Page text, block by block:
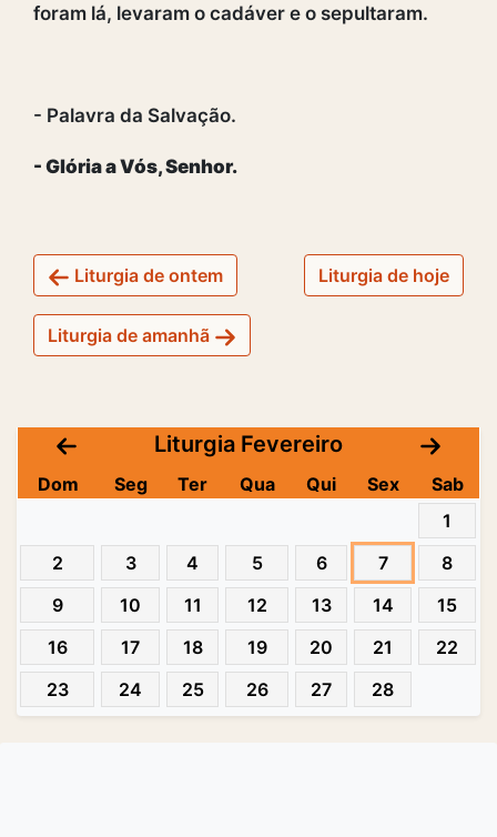
foram lá, levaram o cadáver e o sepultaram.
- Palavra da Salvação.
- Glória a Vós, Senhor.
Liturgia de ontem Liturgia de hoje
Liturgia de amanhã
Liturgia Fevereiro
Dom Seg Ter Qua Qui Sex
Sab
1
2
3 4 5 6 7
8
9
10 11 12 13 14
15
16
17 18 19 20 21
22
23
24 25 26 27 28